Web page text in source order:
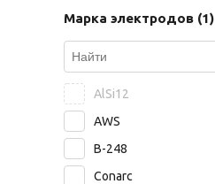
ASKAYNAK
ABICOR BINZEL
Марка электродов (1)
AlSi12
AWS
B-248
Conarc